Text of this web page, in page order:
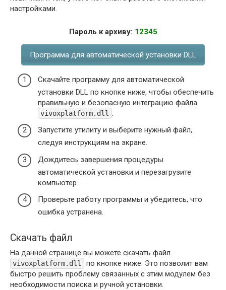
настройками.
Пароль к архиву: 12345
Программа для автоматической установки DLL
Скачайте программу для автоматической
установки DLL по кнопке ниже, чтобы обеспечить
правильную и безопасную интеграцию файла
vivoxplatform.dll .
Запустите утилиту и выберите нужный файл,
следуя инструкциям на экране.
Дождитесь завершения процедуры
автоматической установки и перезагрузите
компьютер.
Проверьте работу программы и убедитесь, что
ошибка устранена.
Скачать файл
На данной странице вы можете скачать файл
vivoxplatform.dll
по кнопке ниже. Это позволит вам
быстро решить проблему связанных с этим модулем без
необходимости поиска и ручной установки.